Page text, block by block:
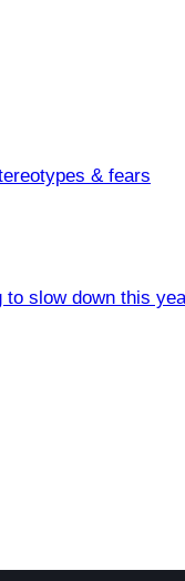
& fears
to slow down this